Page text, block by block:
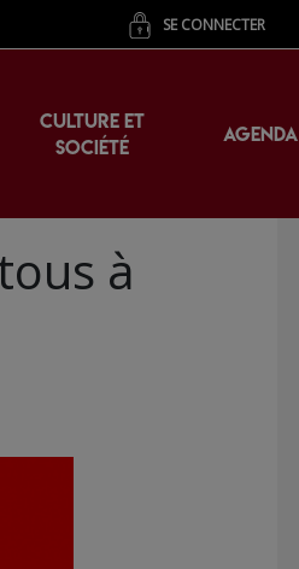
SE CONNECTER
CULTURE ET
SOCIÉTÉ
AGENDA
à